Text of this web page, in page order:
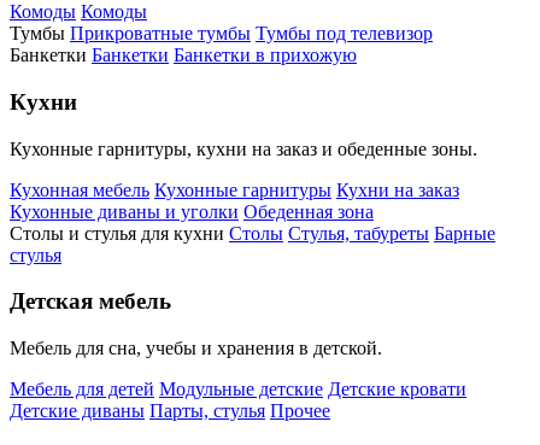
Комоды Комоды
Тумбы Прикроватные тумбы Тумбы под телевизор
Банкетки Банкетки Банкетки в прихожую
Кухни
Кухонные гарнитуры, кухни на заказ и обеденные зоны.
Кухонная мебель Кухонные гарнитуры Кухни на заказ
Кухонные диваны и уголки Обеденная зона
Столы и стулья для кухни Столы Стулья, табуреты Барные
стулья
Детская мебель
Мебель для сна, учебы и хранения в детской.
Мебель для детей Модульные детские Детские кровати
Детские диваны Парты, стулья Прочее